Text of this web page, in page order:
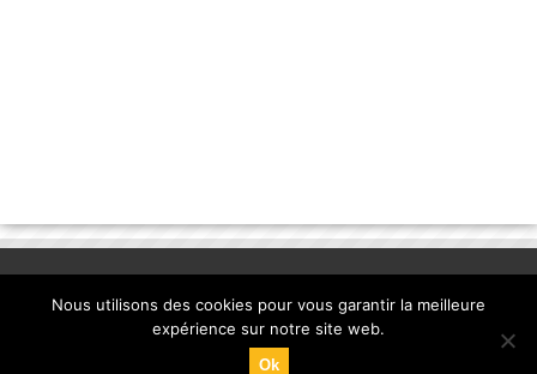
© Copyright 2013, la-banane-qui-parle.com. |
Nous utilisons des cookies pour vous garantir la meilleure
expérience sur notre site web.
Ok